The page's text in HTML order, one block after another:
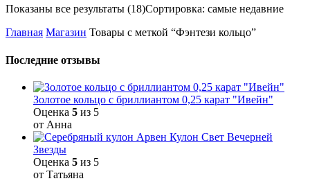
Показаны все результаты (18)Сортировка: самые недавние
Главная Магазин Товары с меткой “Фэнтези кольцо”
Последние отзывы
Золотое кольцо с бриллиантом 0,25 карат "Ивейн"
Оценка 5 из 5
от Анна
Кулон Свет Вечерней
Звезды
Оценка 5 из 5
от Татьяна